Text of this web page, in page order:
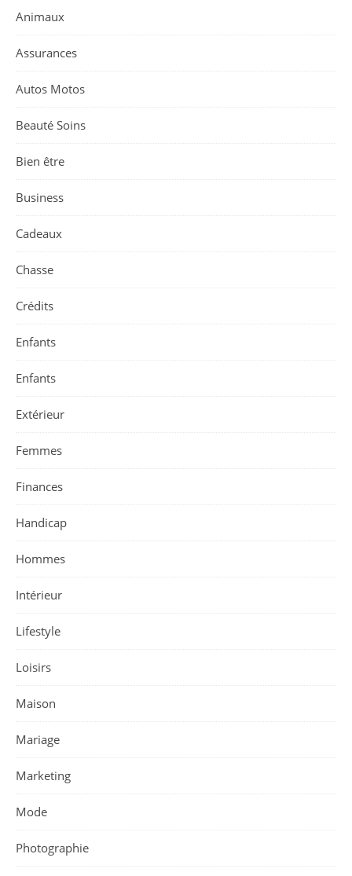
Animaux
Assurances
Autos Motos
Beauté Soins
Bien être
Business
Cadeaux
Chasse
Crédits
Enfants
Enfants
Extérieur
Femmes
Finances
Handicap
Hommes
Intérieur
Lifestyle
Loisirs
Maison
Mariage
Marketing
Mode
Photographie